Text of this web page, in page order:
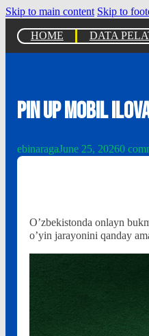
Skip to main content Skip to
HOME
DATA
Pin Up mobil
ebinaragaJune 25, 20260
O’zbekistonda onlayn
o’yin jarayonini qanday